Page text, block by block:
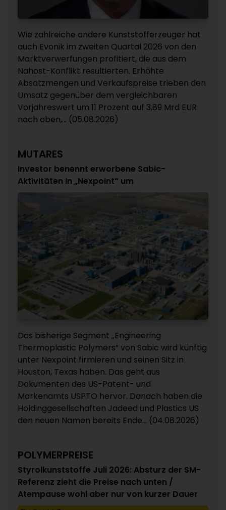
Wie zahlreiche andere Kunststofferzeuger hat
auch Evonik im zweiten Quartal 2026 von den
Marktverwerfungen profitiert, die aus dem
Nahost-Konflikt resultierten. Erhöhte
Absatzmengen und Verkaufspreise trieben den
Umsatz gegenüber dem vergleichbaren
Vorjahreswert um 11 Prozent auf 3,89 Mrd EUR
nach oben,... (05.08.2026)
MUTARES
Investor benennt erworbene Sabic-
Aktivitäten in „Nexpoint“ um
Das bisherige Segment „Engineering
Thermoplastic Polymers“ von Sabic wird künftig
unter Nexpoint firmieren und seinen Sitz in
Houston, Texas haben. Das geht aus
Dokumenten des US-Patent- und
Markenamts USPTO hervor. Danach haben die
Holdinggesellschaften Jadeed und Plastics US
den neuen Namen bereits Ende... (04.08.2026)
POLYMERPREISE
Styrolkunststoffe Juli 2026: Absturz der SM-
Referenz zieht die Preise nach unten /
Atempause wohl aber nur von kurzer Dauer